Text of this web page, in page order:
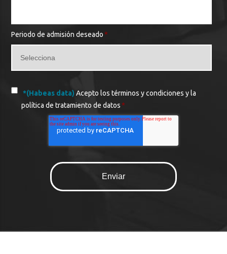
Periodo de admisión deseado *
*(Habeas data)Acepto los términos y condiciones y la
política de tratamiento de datos *